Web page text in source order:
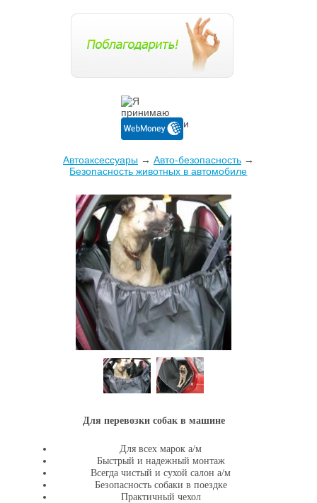
Автоаксессуары→ Авто-безопасность→
Безопасность животных в автомобиле
Для перевозки собак в машине
Для всех марок а/м
Быстрый и надежный монтаж
Всегда чистый и сухой салон а/м
Безопасность собаки в поездке
Практичный чехол